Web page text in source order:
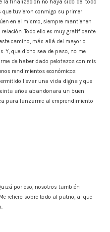
la finalización no haya sido del todo
que tuvieron conmigo su primer
en el mismo, siempre mantienen
Todo ello es muy gratificante
camino, más allá del mayor o
Y, que dicho sea de paso, no me
de haber dado pelotazos con mis
rendimientos económicos
llevar una vida digna y que
años abandonara un buen
para lanzarme al emprendimiento
por eso, nosotros también
refiero sobre todo al patrio, al que